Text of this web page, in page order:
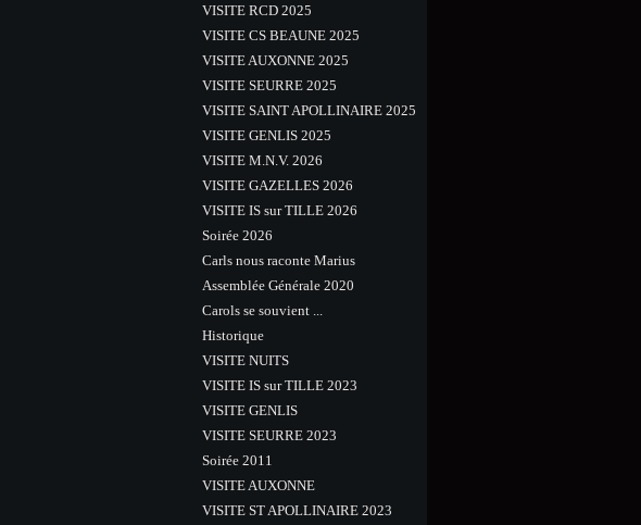
VISITE RCD 2025
VISITE CS BEAUNE 2025
VISITE AUXONNE 2025
VISITE SEURRE 2025
VISITE SAINT APOLLINAIRE 2025
VISITE GENLIS 2025
VISITE M.N.V. 2026
VISITE GAZELLES 2026
VISITE IS sur TILLE 2026
Soirée 2026
Carls nous raconte Marius
Assemblée Générale 2020
Carols se souvient ...
Historique
VISITE NUITS
VISITE IS sur TILLE 2023
VISITE GENLIS
VISITE SEURRE 2023
Soirée 2011
VISITE AUXONNE
VISITE ST APOLLINAIRE 2023